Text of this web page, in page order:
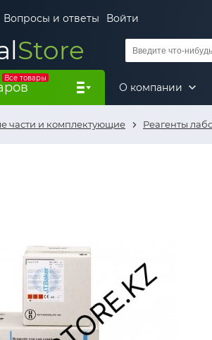
Вопросы и ответы Войти
Store
Все товары
О компании
части и комплектующие Реагенты